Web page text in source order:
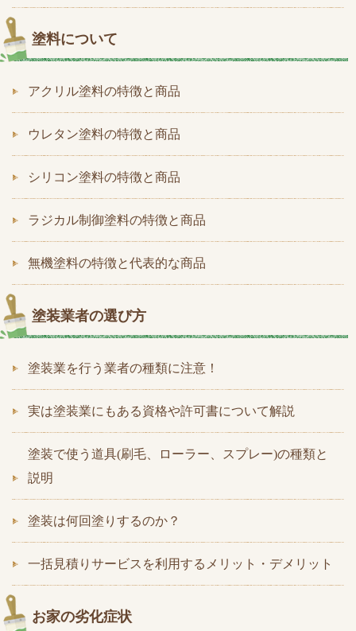
塗料について
アクリル塗料の特徴と商品
ウレタン塗料の特徴と商品
シリコン塗料の特徴と商品
ラジカル制御塗料の特徴と商品
無機塗料の特徴と代表的な商品
塗装業者の選び方
塗装業を行う業者の種類に注意！
実は塗装業にもある資格や許可書について解説
塗装で使う道具(刷毛、ローラー、スプレー)の種類と
説明
塗装は何回塗りするのか？
一括見積りサービスを利用するメリット・デメリット
お家の劣化症状